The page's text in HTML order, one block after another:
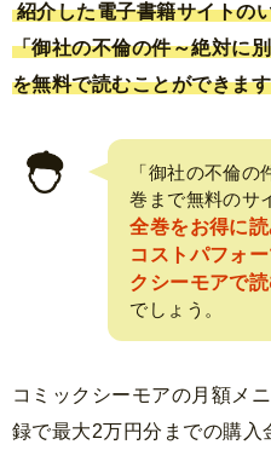
紹介した電子書籍サイトの
「御社の不倫の件～絶対に
を無料で読むことができます
「御社の不倫
巻まで無料のサ
全巻をお得に
コストパフォ
クシーモアで
でしょう。
コミックシーモアの月額メ
録で最大2万円分までの購入